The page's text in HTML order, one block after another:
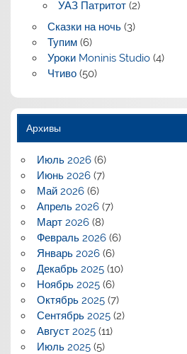
УАЗ Патритот(2)
Сказки на ночь(3)
Тупим(6)
Уроки Moninis Studio(4)
Чтиво(50)
Архивы
Июль 2026(6)
Июнь 2026(7)
Май 2026(6)
Апрель 2026(7)
Март 2026(8)
Февраль 2026(6)
Январь 2026(6)
Декабрь 2025(10)
Ноябрь 2025(6)
Октябрь 2025(7)
Сентябрь 2025(2)
Август 2025(11)
Июль 2025(5)